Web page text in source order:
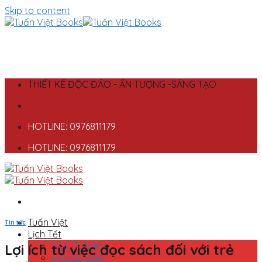
Skip to content
THIẾT KẾ ĐỘC ĐÁO - ẤN TƯỢNG -SÁNG TẠO
HOTLINE: 0976811179
HOTLINE: 0976811179
Tuấn Việt
Lịch Tết
Lịch 12 tháng
Lịch 52 Tuần
Tin tức
Lợi ích từ việc đọc sách đối với trẻ